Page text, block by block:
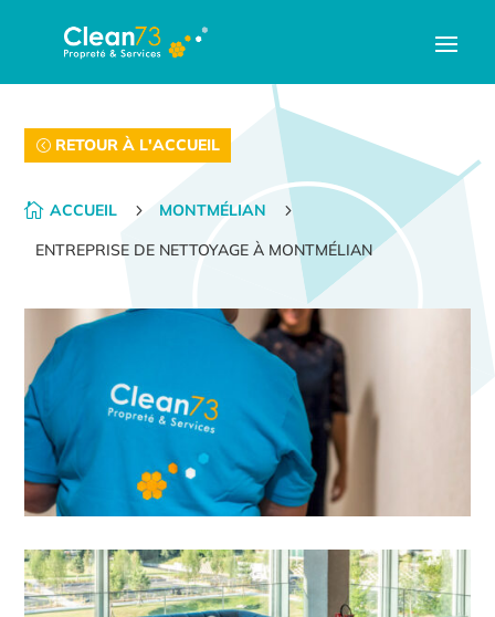
RETOUR À L'ACCUEIL
 ACCUEIL 5 MONTMÉLIAN
5
ENTREPRISE DE NETTOYAGE À MONTMÉLIAN